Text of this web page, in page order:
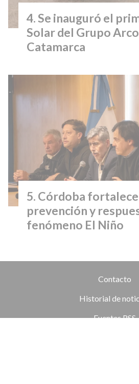
Se inauguró el
Solar del Grupo
Catamarca
Córdoba
prevención y
fenómeno El Niño
Contacto
Historial de
Fuentes RSS